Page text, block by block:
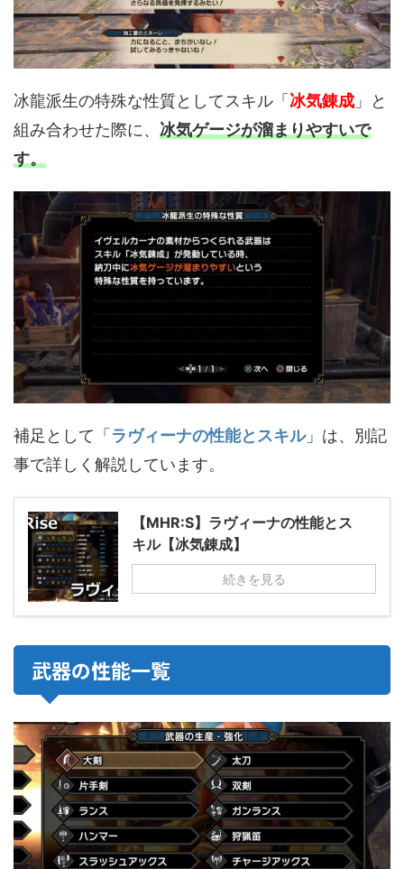
冰龍派生の特殊な性質としてスキル「 冰気錬成 」と
組み合わせた際に、 冰気ゲージが溜まりやすいで
す。
補足として「 ラヴィーナの性能とスキル」は、別記
事で詳しく解説しています。
【MHR:S】ラヴィーナの性能とス
キル【冰気錬成】
続きを見る
武器の性能一覧